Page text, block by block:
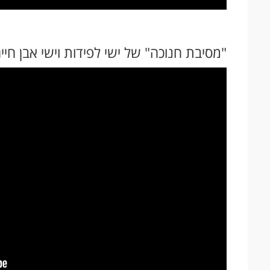
"מסיבת חנוכה" של ישי לפידות וישי אבן